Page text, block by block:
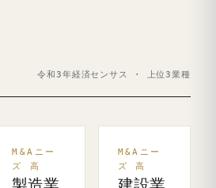
令和3年経済センサス · 上位3業種
M&Aニー
ズ 高
M&Aニー
ズ 高